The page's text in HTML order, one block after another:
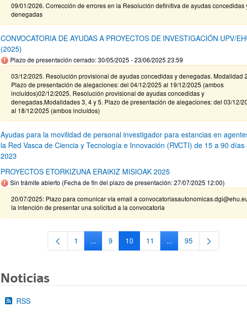
09/01/2026. Corrección de errores en la Resolución definitiva de ayudas concedidas
denegadas
CONVOCATORIA DE AYUDAS A PROYECTOS DE INVESTIGACIÓN UPV/
(2025)
Plazo de presentación cerrado: 30/05/2025 - 23/06/2025 23:59
03/12/2025. Resolución provisional de ayudas concedidas y denegadas. Modalidad
Plazo de presentación de alegaciones: del 04/12/2025 al 19/12/2025 (ambos
incluídos)02/12/2025. Resolución provisional de ayudas concedidas y
denegadas.Modalidades 3, 4 y 5. Plazo de presentación de alegaciones: del 03/12/
al 18/12/2025 (ambos incluídos)
Ayudas para la movilidad de personal investigador para estancias en
la Red Vasca de Ciencia y Tecnología e Innovación (RVCTI) de 15 a 90 días
2023
PROYECTOS ETORKIZUNA ERAIKIZ MISIOAK 2025
Sin trámite abierto (Fecha de fin del plazo de presentación: 27/07/2025 12:00)
20/07/2025: Plazo para comunicar vía email a
la intención de presentar una solicitud a la convocatoria
Página
1 ...Páginas intermedias Use TAB para desplazarse.
Página
9 Página
10 Página
11 ...Páginas intermedias
Página
95
Noticias
RSS